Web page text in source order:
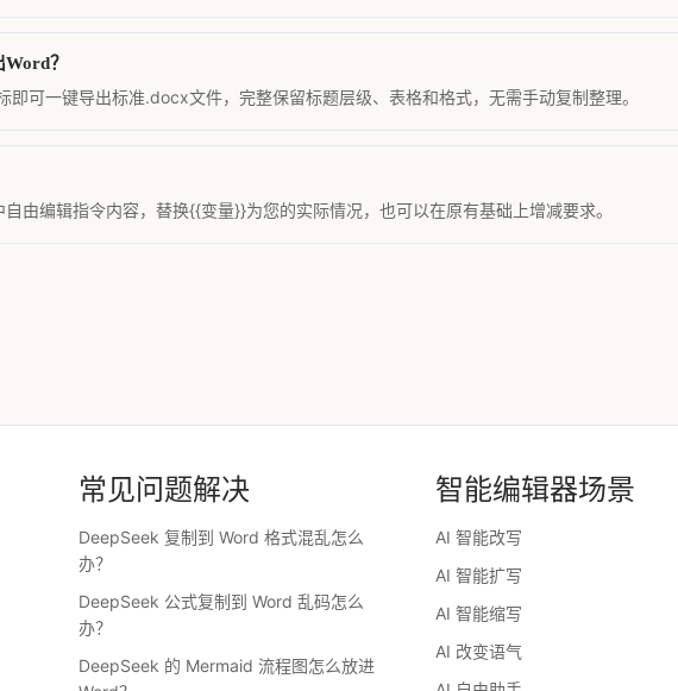
？
即可一键导出标准.docx文件，完整保留标题层级、表格和格式，无需手动复制整理。
由编辑指令内容，替换{{变量}}为您的实际情况，也可以在原有基础上增减要求。
常见问题解决
DeepSeek 复制到 Word 格式混乱怎么
办？
DeepSeek 公式复制到 Word 乱码怎么
办？
DeepSeek 的 Mermaid 流程图怎么放进
智能编辑器场景
AI 智能改写
AI 智能扩写
AI 智能缩写
AI 改变语气